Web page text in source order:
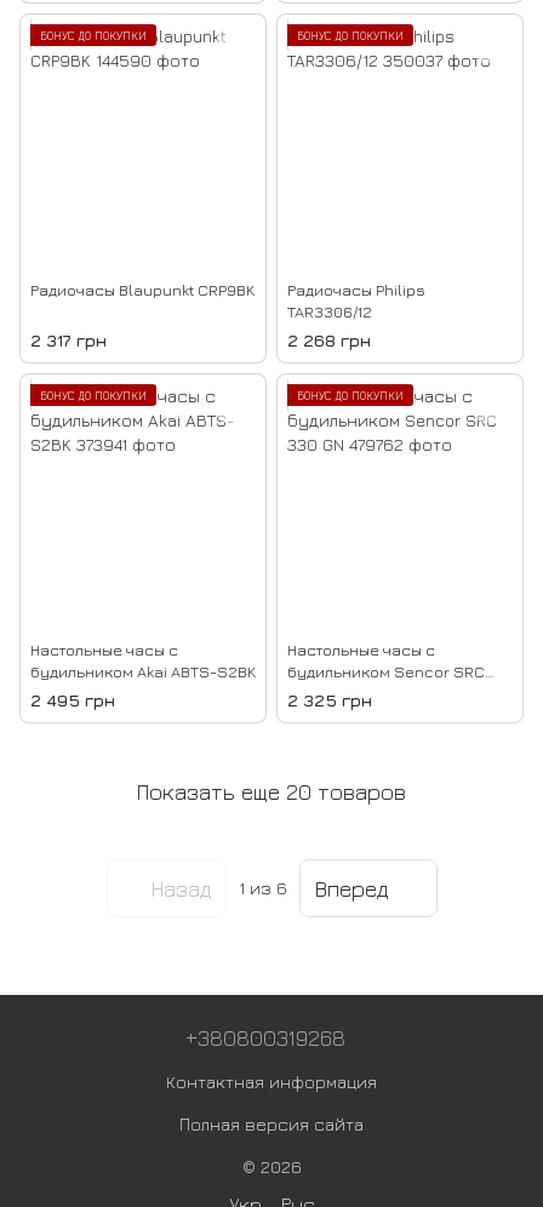
БОНУС ДО ПОКУПКИ
Радиочасы Blaupunkt CRP9BK
2 317 грн
БОНУС ДО ПОКУПКИ
Радиочасы Philips
TAR3306/12
2 268 грн
БОНУС ДО ПОКУПКИ
Настольные часы с
будильником Akai ABTS-S2BK
2 495 грн
БОНУС ДО ПОКУПКИ
Настольные часы с
будильником Sencor SRC
330 GN
2 325 грн
Показать еще 20 товаров
Назад 1 из 6 Вперед
+380800319268
Контактная информация
Полная версия сайта
© 2026